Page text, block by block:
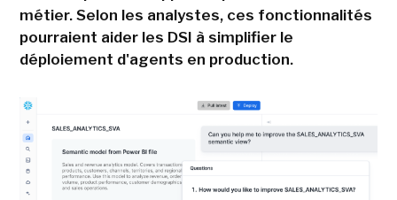
métier. Selon les analystes, ces fonctionnalités
pourraient aider les DSI à simplifier le
déploiement d'agents en production.